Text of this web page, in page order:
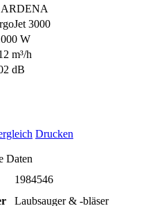
3000
W
m³/h
dB
Drucken
Daten
1984546
Laubsauger & -bläser